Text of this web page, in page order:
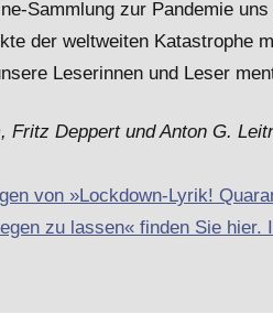
Sammlung zur Pandemie
der weltweiten Katastrophe
Leserinnen und Leser
Fritz Deppert und Anton G.
von »Lockdown-Lyrik!
zu lassen« finden Sie hier.